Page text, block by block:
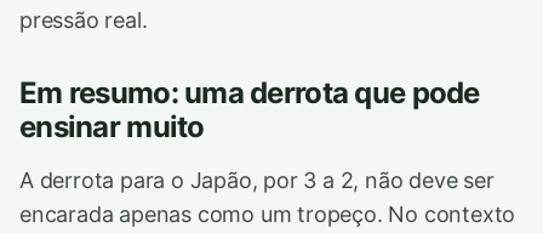
pressão real.
Em resumo: uma derrota que pode
ensinar muito
A derrota para o Japão, por 3 a 2, não deve ser
encarada apenas como um tropeço. No contexto